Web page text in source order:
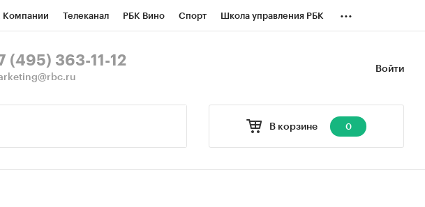
Компании Телеканал РБК Вино Спорт Школа управления РБК
Спецпроекты
...
Войти
(495) 363-11-12
В корзине 0